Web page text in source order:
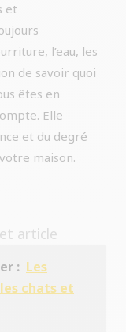
et
l’eau, les
de savoir quoi
êtes en
Elle
et du degré
maison.
article
: Les
chats et